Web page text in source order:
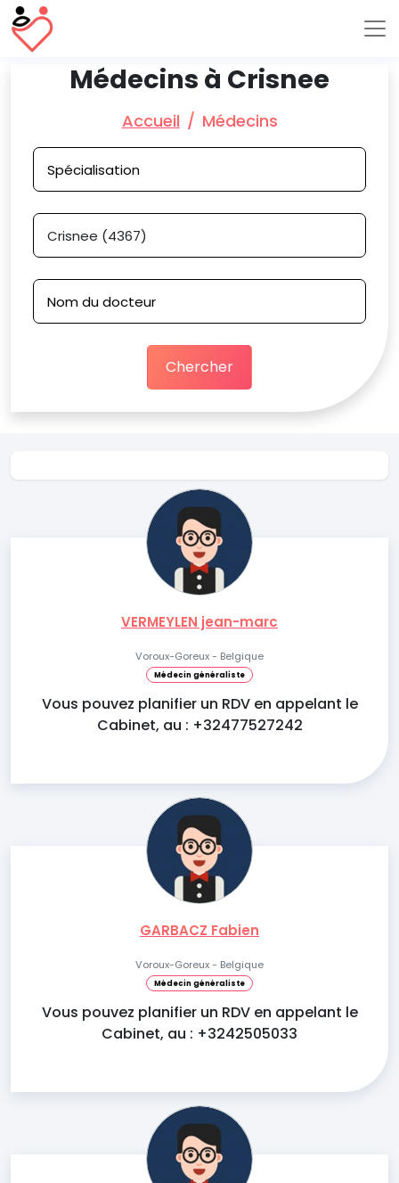
Médecins à Crisnee
Accueil Médecins
Chercher
VERMEYLEN jean-marc
Voroux-Goreux - Belgique
Médecin généraliste
Vous pouvez planifier un RDV en appelant le
Cabinet, au : +32477527242
GARBACZ Fabien
Voroux-Goreux - Belgique
Médecin généraliste
Vous pouvez planifier un RDV en appelant le
Cabinet, au : +3242505033